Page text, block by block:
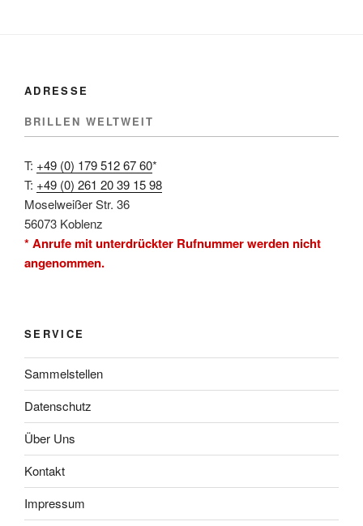
ADRESSE
BRILLEN WELTWEIT
T: +49 (0) 179 512 67 60*
T: +49 (0) 261 20 39 15 98
Moselweißer Str. 36
56073 Koblenz
* Anrufe mit unterdrückter Rufnummer werden nicht
angenommen.
SERVICE
Sammelstellen
Datenschutz
Über Uns
Kontakt
Impressum